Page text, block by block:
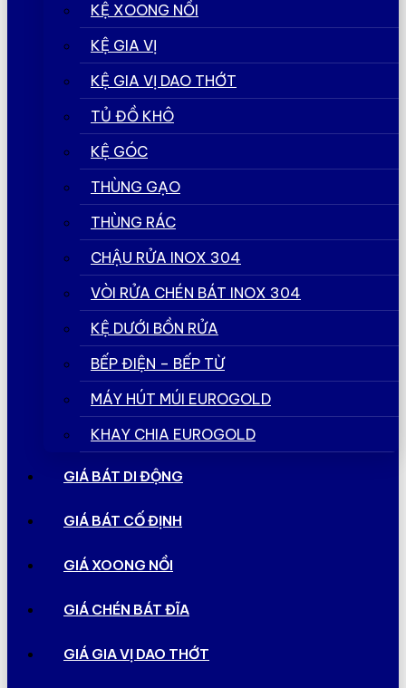
KỆ XOONG NỒI
KỆ GIA VỊ
KỆ GIA VỊ DAO THỚT
TỦ ĐỒ KHÔ
KỆ GÓC
THÙNG GẠO
THÙNG RÁC
CHẬU RỬA INOX 304
VÒI RỬA CHÉN BÁT INOX 304
KỆ DƯỚI BỒN RỬA
BẾP ĐIỆN – BẾP TỪ
MÁY HÚT MÚI EUROGOLD
KHAY CHIA EUROGOLD
GIÁ BÁT DI ĐỘNG
GIÁ BÁT CỐ ĐỊNH
GIÁ XOONG NỒI
GIÁ CHÉN BÁT ĐĨA
GIÁ GIA VỊ DAO THỚT